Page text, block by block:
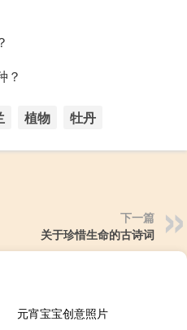
？
植物 牡丹
下一篇
关于珍惜生命的古诗词
元宵宝宝创意照片